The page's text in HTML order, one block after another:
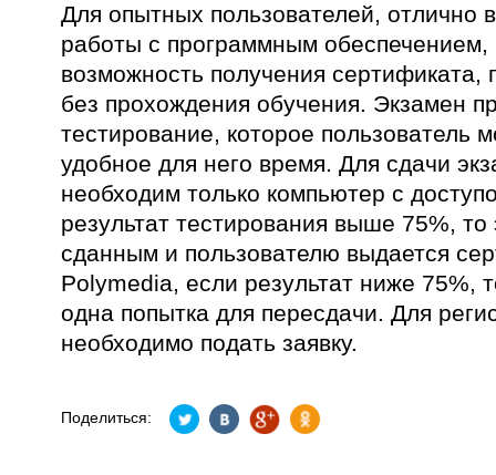
Для опытных пользователей,
работы с программным обеспечением,
возможность получения сертификата,
без прохождения обучения. Экзамен
тестирование, которое пользователь
удобное для него время. Для сдачи
необходим только компьютер с
результат тестирования выше 75%, то
сданным и пользователю выдается
Polymedia, если результат ниже 75%,
одна попытка для пересдачи. Для
необходимо подать заявку.
Поделиться: